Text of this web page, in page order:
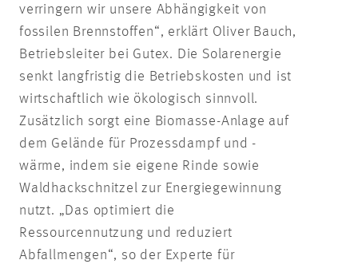
verringern wir unsere Abhängigkeit von
fossilen Brennstoffen“, erklärt Oliver Bauch,
Betriebsleiter bei Gutex. Die Solarenergie
senkt langfristig die Betriebskosten und ist
wirtschaftlich wie ökologisch sinnvoll.
Zusätzlich sorgt eine Biomasse-Anlage auf
dem Gelände für Prozessdampf und -
wärme, indem sie eigene Rinde sowie
Waldhackschnitzel zur Energiegewinnung
nutzt. „Das optimiert die
Ressourcennutzung und reduziert
Abfallmengen“, so der Experte für